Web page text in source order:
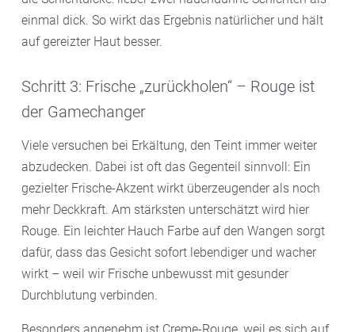
einmal dick. So wirkt das Ergebnis natürlicher und hält
auf gereizter Haut besser.
Schritt 3: Frische „zurückholen“ – Rouge ist
der Gamechanger
Viele versuchen bei Erkältung, den Teint immer weiter
abzudecken. Dabei ist oft das Gegenteil sinnvoll: Ein
gezielter Frische-Akzent wirkt überzeugender als noch
mehr Deckkraft. Am stärksten unterschätzt wird hier
Rouge. Ein leichter Hauch Farbe auf den Wangen sorgt
dafür, dass das Gesicht sofort lebendiger und wacher
wirkt – weil wir Frische unbewusst mit gesunder
Durchblutung verbinden.